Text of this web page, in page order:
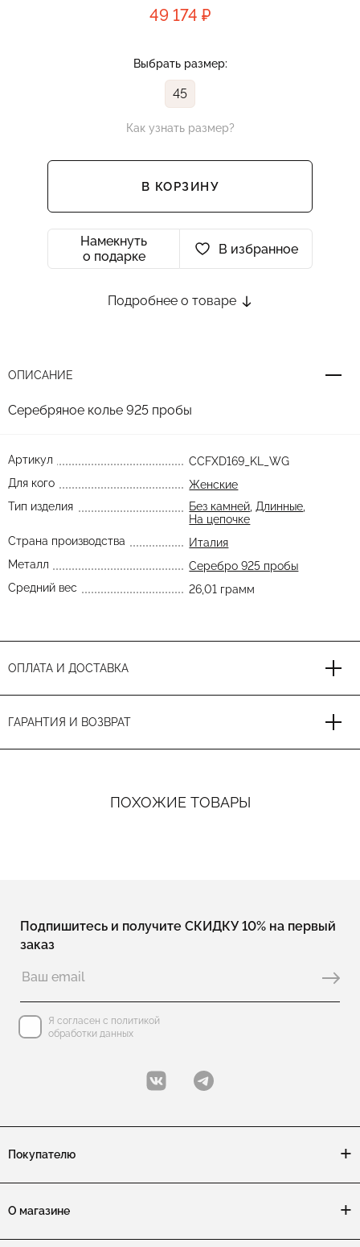
49 174 ₽
Выбрать размер:
45
Как узнать размер?
В КОРЗИНУ
Намекнуть
о подарке
В избранное
Подробнее о товаре
ОПИСАНИЕ
Серебряное колье 925 пробы
Артикул
CCFXD169_KL_WG
Для кого
Женские
Тип изделия
Без камней Длинные
На цепочке
Страна производства
Италия
Металл
Серебро 925 пробы
Средний вес
26,01 грамм
ОПЛАТА И ДОСТАВКА
ГАРАНТИЯ И ВОЗВРАТ
ПОХОЖИЕ ТОВАРЫ
Подпишитесь и получите СКИДКУ 10% на первый
заказ
Я согласен с политикой
обработки данных
Покупателю
О магазине